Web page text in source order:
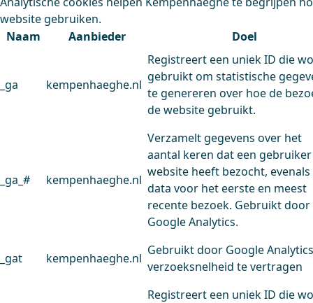
website gebruiken.
Naam
Aanbieder Doel
_ga kempenhaeghe.nl
Registreert een uniek ID die
gebruikt om statistische
te genereren over hoe de
de website gebruikt.
_ga_# kempenhaeghe.nl
Verzamelt gegevens over het
aantal keren dat een
website heeft bezocht, evenals
data voor het eerste en meest
recente bezoek. Gebruikt door
Google Analytics.
_gat kempenhaeghe.nl
Gebruikt door Google
verzoeksnelheid te vertragen
Registreert een uniek ID die